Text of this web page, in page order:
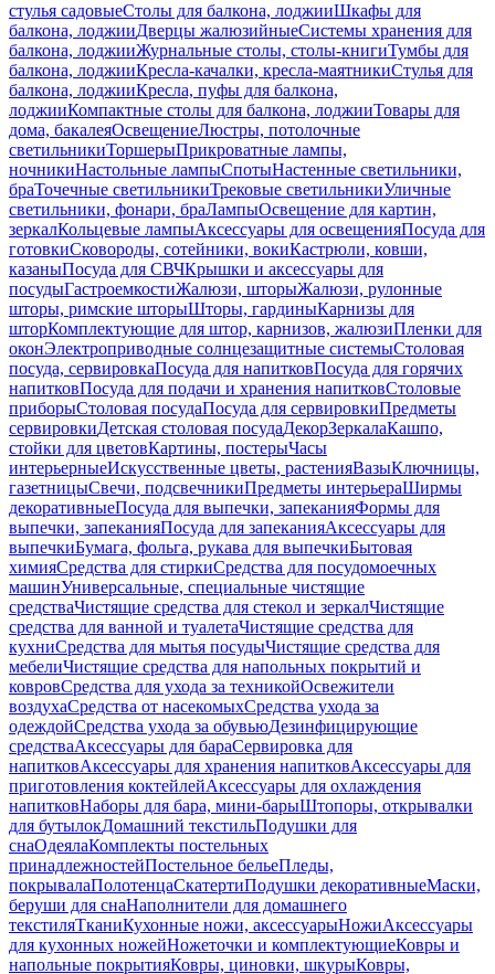
стулья садовыеСтолы для балкона, лоджииШкафы для
балкона, лоджииДверцы жалюзийныеСистемы хранения для
балкона, лоджииЖурнальные столы, столы-книгиТумбы для
балкона, лоджииКресла-качалки, кресла-маятникиСтулья для
балкона, лоджииКресла, пуфы для балкона,
лоджииКомпактные столы для балкона, лоджииТовары для
дома, бакалеяОсвещениеЛюстры, потолочные
светильникиТоршерыПрикроватные лампы,
ночникиНастольные лампыСпотыНастенные светильники,
браТочечные светильникиТрековые светильникиУличные
светильники, фонари, браЛампыОсвещение для картин,
зеркалКольцевые лампыАксессуары для освещенияПосуда для
готовкиСковороды, сотейники, вокиКастрюли, ковши,
казаныПосуда для СВЧКрышки и аксессуары для
посудыГастроемкостиЖалюзи, шторыЖалюзи, рулонные
шторы, римские шторыШторы, гардиныКарнизы для
шторКомплектующие для штор, карнизов, жалюзиПленки для
оконЭлектроприводные солнцезащитные системыСтоловая
посуда, сервировкаПосуда для напитковПосуда для горячих
напитковПосуда для подачи и хранения напитковСтоловые
приборыСтоловая посудаПосуда для сервировкиПредметы
сервировкиДетская столовая посудаДекорЗеркалаКашпо,
стойки для цветовКартины, постерыЧасы
интерьерныеИскусственные цветы, растенияВазыКлючницы,
газетницыСвечи, подсвечникиПредметы интерьераШирмы
декоративныеПосуда для выпечки, запеканияФормы для
выпечки, запеканияПосуда для запеканияАксессуары для
выпечкиБумага, фольга, рукава для выпечкиБытовая
химияСредства для стиркиСредства для посудомоечных
машинУниверсальные, специальные чистящие
средстваЧистящие средства для стекол и зеркалЧистящие
средства для ванной и туалетаЧистящие средства для
кухниСредства для мытья посудыЧистящие средства для
мебелиЧистящие средства для напольных покрытий и
ковровСредства для ухода за техникойОсвежители
воздухаСредства от насекомыхСредства ухода за
одеждойСредства ухода за обувьюДезинфицирующие
средстваАксессуары для бараСервировка для
напитковАксессуары для хранения напитковАксессуары для
приготовления коктейлейАксессуары для охлаждения
напитковНаборы для бара, мини-барыШтопоры, открывалки
для бутылокДомашний текстильПодушки для
снаОдеялаКомплекты постельных
принадлежностейПостельное бельеПледы,
покрывалаПолотенцаСкатертиПодушки декоративныеМаски,
беруши для снаНаполнители для домашнего
текстиляТканиКухонные ножи, аксессуарыНожиАксессуары
для кухонных ножейНожеточки и комплектующиеКовры и
напольные покрытияКовры, циновки, шкурыКовры,